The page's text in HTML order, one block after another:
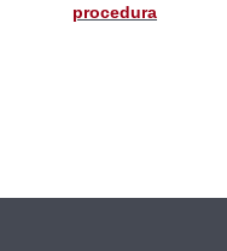
procedura